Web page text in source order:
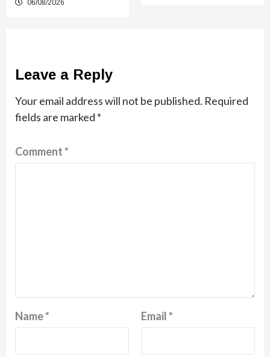
06/08/2026
Leave a Reply
Your email address will not be published. Required
fields are marked *
Comment*
Name* Email*